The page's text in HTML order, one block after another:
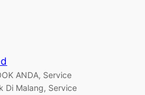
ANDA, Service
Di Malang, Service